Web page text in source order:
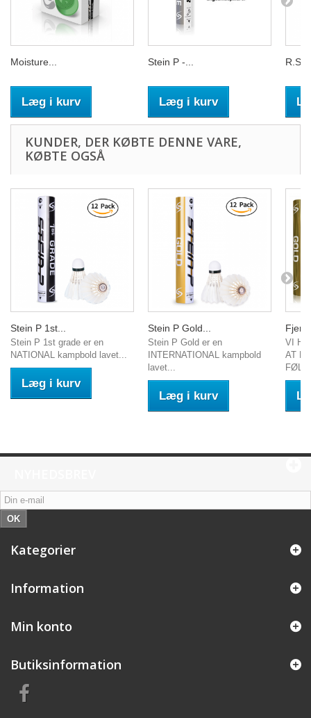
Moisture...
Læg i kurv
Stein P -...
Læg i kurv
KUNDER, DER KØBTE DENNE VARE,
KØBTE OGSÅ
Stein P 1st...
Stein P 1st grade er en
NATIONAL kampbold lavet...
Læg i kurv
Stein P Gold...
Stein P Gold er en
INTERNATIONAL kampbold
lavet...
Læg i kurv
VI
AT
OK
Kategorier
Information
Min konto
Butiksinformation